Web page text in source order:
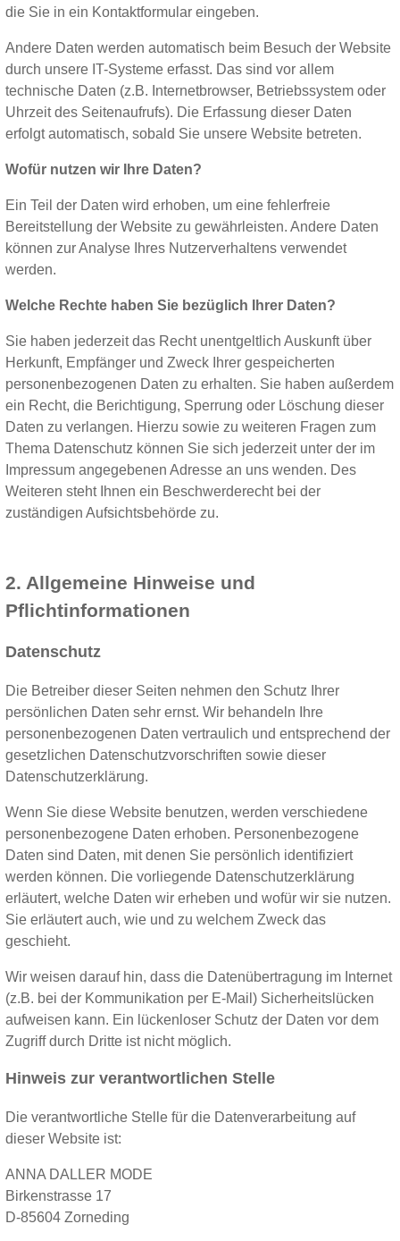
die Sie in ein Kontaktformular eingeben.
Andere Daten werden automatisch beim Besuch der Website
durch unsere IT-Systeme erfasst. Das sind vor allem
technische Daten (z.B. Internetbrowser, Betriebssystem oder
Uhrzeit des Seitenaufrufs). Die Erfassung dieser Daten
erfolgt automatisch, sobald Sie unsere Website betreten.
Wofür nutzen wir Ihre Daten?
Ein Teil der Daten wird erhoben, um eine fehlerfreie
Bereitstellung der Website zu gewährleisten. Andere Daten
können zur Analyse Ihres Nutzerverhaltens verwendet
werden.
Welche Rechte haben Sie bezüglich Ihrer Daten?
Sie haben jederzeit das Recht unentgeltlich Auskunft über
Herkunft, Empfänger und Zweck Ihrer gespeicherten
personenbezogenen Daten zu erhalten. Sie haben außerdem
ein Recht, die Berichtigung, Sperrung oder Löschung dieser
Daten zu verlangen. Hierzu sowie zu weiteren Fragen zum
Thema Datenschutz können Sie sich jederzeit unter der im
Impressum angegebenen Adresse an uns wenden. Des
Weiteren steht Ihnen ein Beschwerderecht bei der
zuständigen Aufsichtsbehörde zu.
2. Allgemeine Hinweise und
Pflichtinformationen
Datenschutz
Die Betreiber dieser Seiten nehmen den Schutz Ihrer
persönlichen Daten sehr ernst. Wir behandeln Ihre
personenbezogenen Daten vertraulich und entsprechend der
gesetzlichen Datenschutzvorschriften sowie dieser
Datenschutzerklärung.
Wenn Sie diese Website benutzen, werden verschiedene
personenbezogene Daten erhoben. Personenbezogene
Daten sind Daten, mit denen Sie persönlich identifiziert
werden können. Die vorliegende Datenschutzerklärung
erläutert, welche Daten wir erheben und wofür wir sie nutzen.
Sie erläutert auch, wie und zu welchem Zweck das
geschieht.
Wir weisen darauf hin, dass die Datenübertragung im Internet
(z.B. bei der Kommunikation per E-Mail) Sicherheitslücken
aufweisen kann. Ein lückenloser Schutz der Daten vor dem
Zugriff durch Dritte ist nicht möglich.
Hinweis zur verantwortlichen Stelle
Die verantwortliche Stelle für die Datenverarbeitung auf
dieser Website ist:
ANNA DALLER MODE
Birkenstrasse 17
D-85604 Zorneding